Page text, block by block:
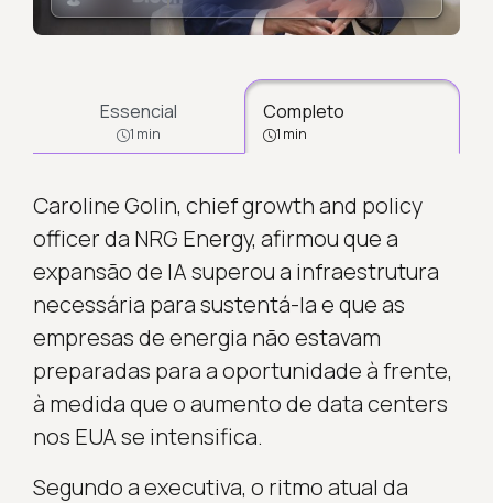
Essencial
1 min
Completo
1 min
Caroline Golin, chief growth and policy
officer da NRG Energy, afirmou que a
expansão de IA superou a infraestrutura
necessária para sustentá-la e que as
empresas de energia não estavam
preparadas para a oportunidade à frente,
à medida que o aumento de data centers
nos EUA se intensifica.
Segundo a executiva, o ritmo atual da